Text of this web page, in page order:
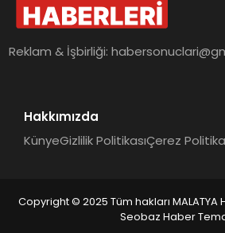
Reklam & İşbirliği:
Hakkımızda
KünyeGizlilik PolitikasıÇerez
Copyright © 2025 Tüm hakları MALATYA
Seobaz Haber